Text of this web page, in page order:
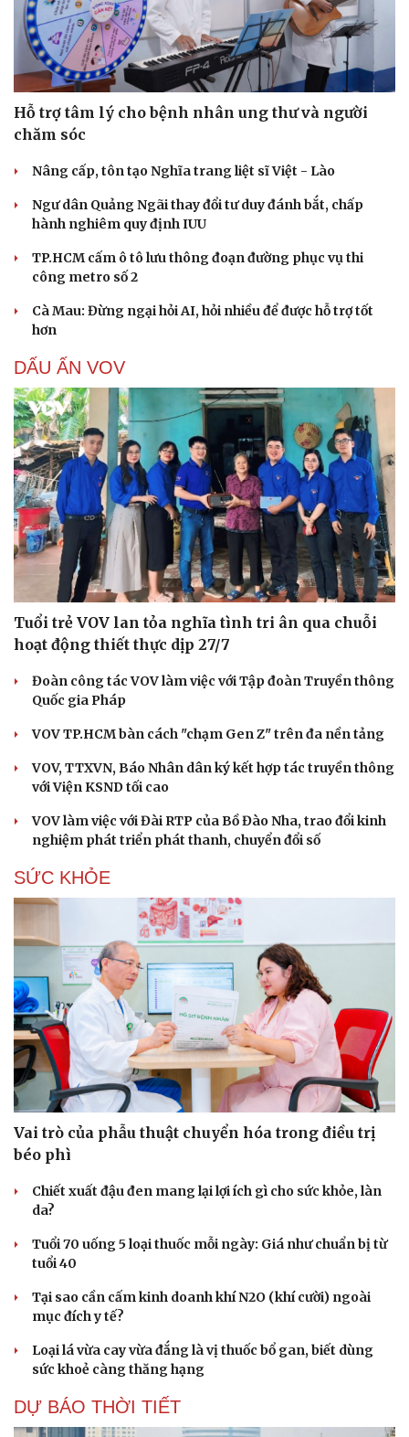
Hỗ trợ tâm lý cho bệnh nhân ung thư và người
chăm sóc
Nâng cấp, tôn tạo Nghĩa trang liệt sĩ Việt - Lào
Ngư dân Quảng Ngãi thay đổi tư duy đánh bắt, chấp
hành nghiêm quy định IUU
TP.HCM cấm ô tô lưu thông đoạn đường phục vụ thi
công metro số 2
Cà Mau: Đừng ngại hỏi AI, hỏi nhiều để được hỗ trợ tốt
hơn
DẤU ẤN VOV
Tuổi trẻ VOV lan tỏa nghĩa tình tri ân qua chuỗi
hoạt động thiết thực dịp 27/7
Đoàn công tác VOV làm việc với Tập đoàn Truyền thông
Quốc gia Pháp
VOV TP.HCM bàn cách "chạm Gen Z" trên đa nền tảng
VOV, TTXVN, Báo Nhân dân ký kết hợp tác truyền thông
với Viện KSND tối cao
VOV làm việc với Đài RTP của Bồ Đào Nha, trao đổi kinh
nghiệm phát triển phát thanh, chuyển đổi số
SỨC KHỎE
Vai trò của phẫu thuật chuyển hóa trong điều trị
béo phì
Chiết xuất đậu đen mang lại lợi ích gì cho sức khỏe, làn
da?
Tuổi 70 uống 5 loại thuốc mỗi ngày: Giá như chuẩn bị từ
tuổi 40
Tại sao cần cấm kinh doanh khí N2O (khí cười) ngoài
mục đích y tế?
Loại lá vừa cay vừa đắng là vị thuốc bổ gan, biết dùng
sức khoẻ càng thăng hạng
DỰ BÁO THỜI TIẾT